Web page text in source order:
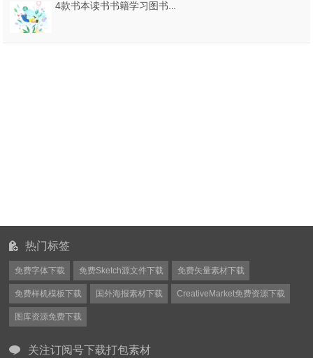
热门标签
免费字体下载 免费Sketch源文件下载 免费矢量素材下载
免费样机模板下载 国外海报素材下载 CreativeMarket免费资源下载
图库资源免费下载
关注订阅号下载打包素材